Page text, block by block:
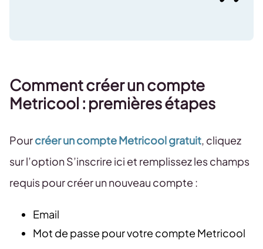
Comment créer un compte
Metricool : premières étapes
Pourcréer un compte Metricool gratuit, cliquez
sur l’option S’inscrire ici et remplissez les champs
requis pour créer un nouveau compte :
Email
Mot de passe pour votre compte Metricool